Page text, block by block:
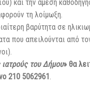
και την άμεση
τη λοίμωξη.
βαρύτητα σε
που απειλούνται από
του Δήμου» θα
210 5062961.